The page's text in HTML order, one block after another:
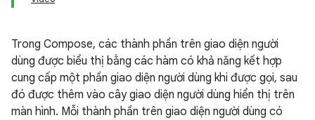
Trong Compose, các thành phần trên giao diện người
dùng được biểu thị bằng các hàm có khả năng kết hợp
cung cấp một phần giao diện người dùng khi được gọi, sau
đó được thêm vào cây giao diện người dùng hiển thị trên
màn hình. Mỗi thành phần trên giao diện người dùng có